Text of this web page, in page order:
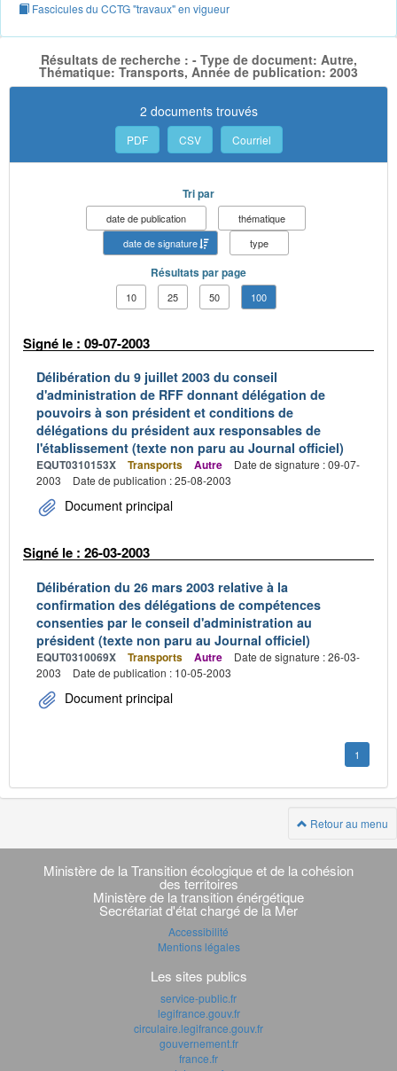
Fascicules du CCTG "travaux" en vigueur
Résultats de recherche : - Type de document: Autre,
Thématique: Transports, Année de publication: 2003
2 documents trouvés
PDF CSV Courriel
Tri par
date de publication
thématique
date de signature
type
Résultats par page
10 25 50 100
Signé le : 09-07-2003
Délibération du 9 juillet 2003 du conseil
d'administration de RFF donnant délégation de
pouvoirs à son président et conditions de
délégations du président aux responsables de
l'établissement (texte non paru au Journal officiel)
EQUT0310153X Transports Autre
Date de signature : 09-07-
2003
Date de publication : 25-08-2003
Document principal
Signé le : 26-03-2003
Délibération du 26 mars 2003 relative à la
confirmation des délégations de compétences
consenties par le conseil d'administration au
président (texte non paru au Journal officiel)
EQUT0310069X Transports Autre
Date de signature : 26-03-
2003
Date de publication : 10-05-2003
Document principal
1
Retour au menu
Navigation
transverse
Ministère de la Transition écologique et de la cohésion
des territoires
Ministère de la transition énérgétique
Secrétariat d'état chargé de la Mer
Accessibilité
Mentions légales
Les sites publics
service-public.fr
legifrance.gouv.fr
circulaire.legifrance.gouv.fr
gouvernement.fr
france.fr